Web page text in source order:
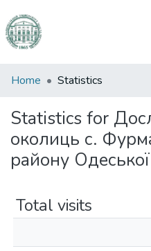
Communities
Collections
All of DSpace
Home Statistics
Statistics for
околиць с.
району Одеської
Total visits